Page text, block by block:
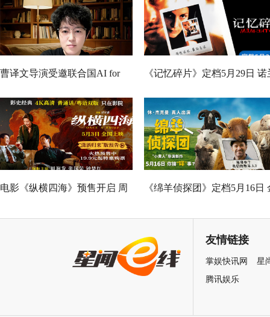
曹译文导演受邀联合国AI for
Good全球峰会 以AI影像传递向
善力量
《记忆碎片》定档5月29日 诺
神作IMAX首次量身定制
电影《纵横四海》预售开启 周 《绵羊侦探团》定档5月16日
友情链接
掌娱快讯网
星
腾讯娱乐